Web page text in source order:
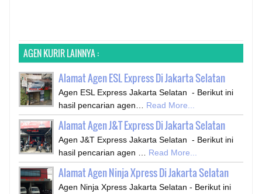
AGEN KURIR LAINNYA :
Alamat Agen ESL Express Di Jakarta Selatan
Agen ESL Express Jakarta Selatan - Berikut ini
hasil pencarian agen…
Read More...
Alamat Agen J&T Express Di Jakarta Selatan
Agen J&T Express Jakarta Selatan - Berikut ini
hasil pencarian agen …
Read More...
Alamat Agen Ninja Xpress Di Jakarta Selatan
Agen Ninja Xpress Jakarta Selatan - Berikut ini